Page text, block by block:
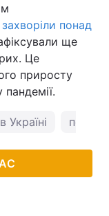
захворіли понад
ще
Це
приросту
пандемії.
Україні